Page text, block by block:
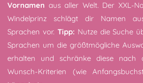
Vornamen aus aller Welt. Der XXL-
Windelprinz schlägt dir Namen
Sprachen vor. Tipp: Nutze die Suche
Sprachen um die größtmögliche
erhalten und schränke diese nach
Wunsch-Kriterien (wie